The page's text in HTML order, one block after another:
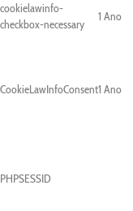
cookielawinfo-
checkbox-necessary
1 Ano
CookieLawInfoConsent1 Ano
PHPSESSID